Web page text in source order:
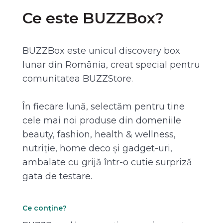
Ce este BUZZBox?
BUZZBox este unicul discovery box
lunar din România, creat special pentru
comunitatea BUZZStore.
În fiecare lună, selectăm pentru tine
cele mai noi produse din domeniile
beauty, fashion, health & wellness,
nutriție, home deco și gadget-uri,
ambalate cu grijă într-o cutie surpriză
gata de testare.
Ce conține?